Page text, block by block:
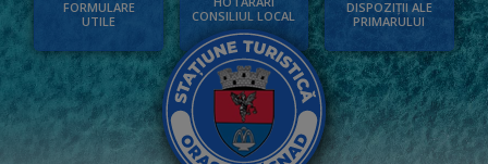
FORMULARE
UTILE
CONSILIUL LOCAL
DISPOZIȚII ALE
PRIMARULUI